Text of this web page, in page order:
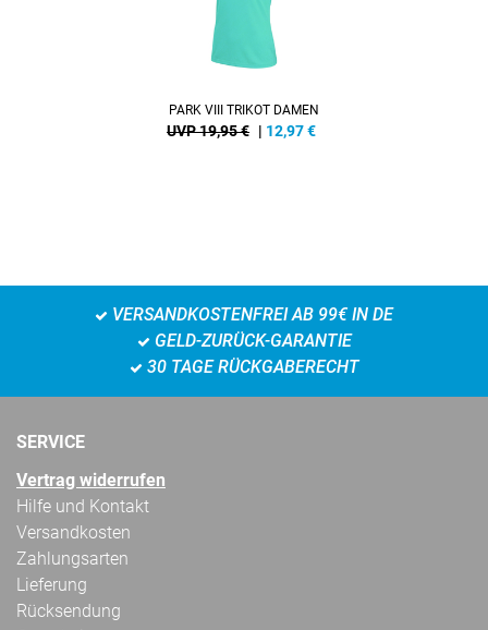
PARK VIII TRIKOT DAMEN
UVP 19,95 € | 12,97€
VERSANDKOSTENFREI AB 99€ IN DE
GELD-ZURÜCK-GARANTIE
30 TAGE RÜCKGABERECHT
SERVICE
Vertrag widerrufen
Hilfe und Kontakt
Versandkosten
Zahlungsarten
Lieferung
Rücksendung